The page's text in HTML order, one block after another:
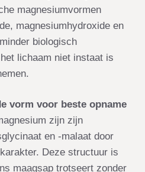
magnesiumvormen
magnesiumhydroxide en
biologisch
lichaam niet instaat is
vorm voor beste opname
zijn zijn
en -malaat door
Deze structuur is
maagsap trotseert zonder